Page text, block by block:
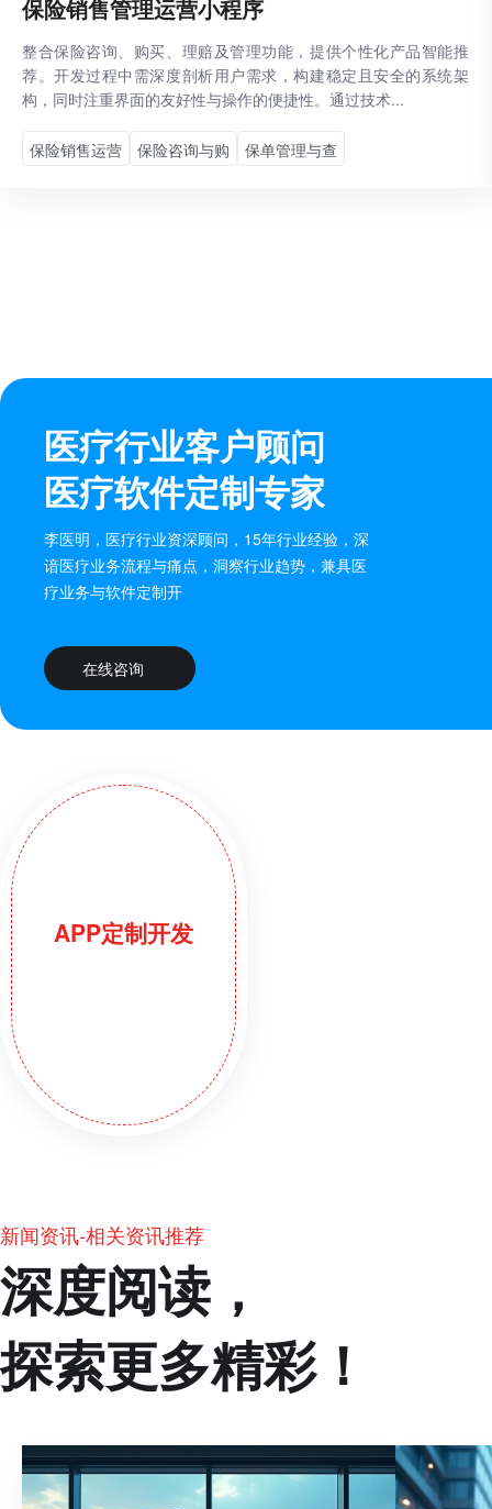
保险销售管理运营小程序
整合保险咨询、购买、理赔及管理功能，提供个性化产品智能推
荐。开发过程中需深度剖析用户需求，构建稳定且安全的系统架
构，同时注重界面的友好性与操作的便捷性。通过技术...
保险销售运营 保险咨询与购 保单管理与查
医疗行业客户顾问
医疗软件定制专家
李医明，医疗行业资深顾问，15年行业经验，深
谙医疗业务流程与痛点，洞察行业趋势，兼具医
疗业务与软件定制开
在线咨询
APP定制开发
新闻资讯-相关资讯推荐
深度阅读，
探索更多精彩！